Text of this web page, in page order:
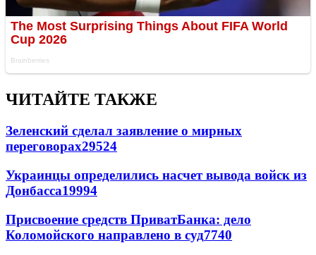
ЧИТАЙТЕ ТАКЖЕ
Зеленский сделал заявление о мирных
переговорах29524
Украинцы определились насчет вывода войск из
Донбасса19994
Присвоение средств ПриватБанка: дело
Коломойского направлено в суд7740